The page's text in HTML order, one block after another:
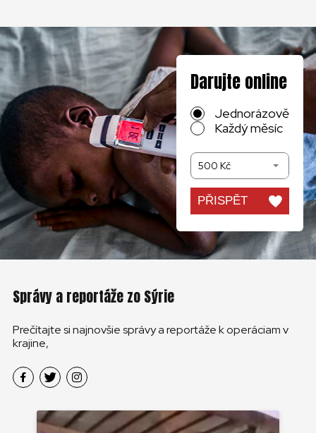
Darujte online
Jednorázově
Každý měsíc
500 Kč
PŘISPĚT
Správy a reportáže zo Sýrie
Prečítajte si najnovšie správy a reportáže k operáciam v
krajine,